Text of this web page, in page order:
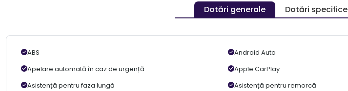
Dotări generale Dotări specifice
ABS Android Auto
Apelare automată în caz de urgență
Apple CarPlay
Asistență pentru faza lungă
Asistență pentru remorcă